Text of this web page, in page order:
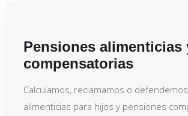
Pensiones alimenticias
compensatorias
Calculamos, reclamamos o
alimenticias para hijos y pensiones